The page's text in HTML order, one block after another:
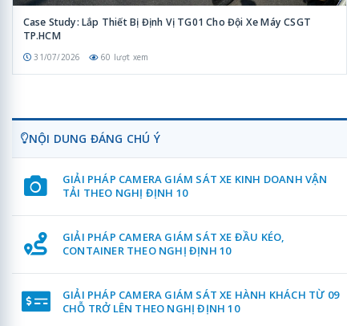
Case Study: Lắp Thiết Bị Định Vị TG01 Cho Đội Xe Máy CSGT
TP.HCM
31/07/2026 60 lượt xem
NỘI DUNG ĐÁNG CHÚ Ý
GIẢI PHÁP CAMERA GIÁM SÁT XE KINH DOANH VẬN
TẢI THEO NGHỊ ĐỊNH 10
GIẢI PHÁP CAMERA GIÁM SÁT XE ĐẦU KÉO,
CONTAINER THEO NGHỊ ĐỊNH 10
GIẢI PHÁP CAMERA GIÁM SÁT XE HÀNH KHÁCH TỪ 09
CHỖ TRỞ LÊN THEO NGHỊ ĐỊNH 10